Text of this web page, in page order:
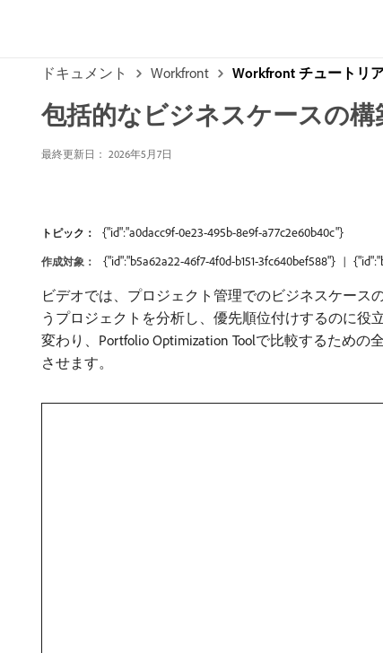
ドキュメント Workfront Workfront チュートリ
包括的なビジネスケースの構
最終更新日： 2026年5月7日
トピック： {"id":"a0dacc9f-0e23-495b-8e9f-a77c2e60b40c"}
作成対象： {"id":"b5a62a22-46f7-4f0d-b151-3fc640bef588"}
ビデオでは、プロジェクト管理でのビジネスケー
うプロジェクトを分析し、優先順位付けするのに
変わり、Portfolio Optimization Toolで比較するため
させます。 ​